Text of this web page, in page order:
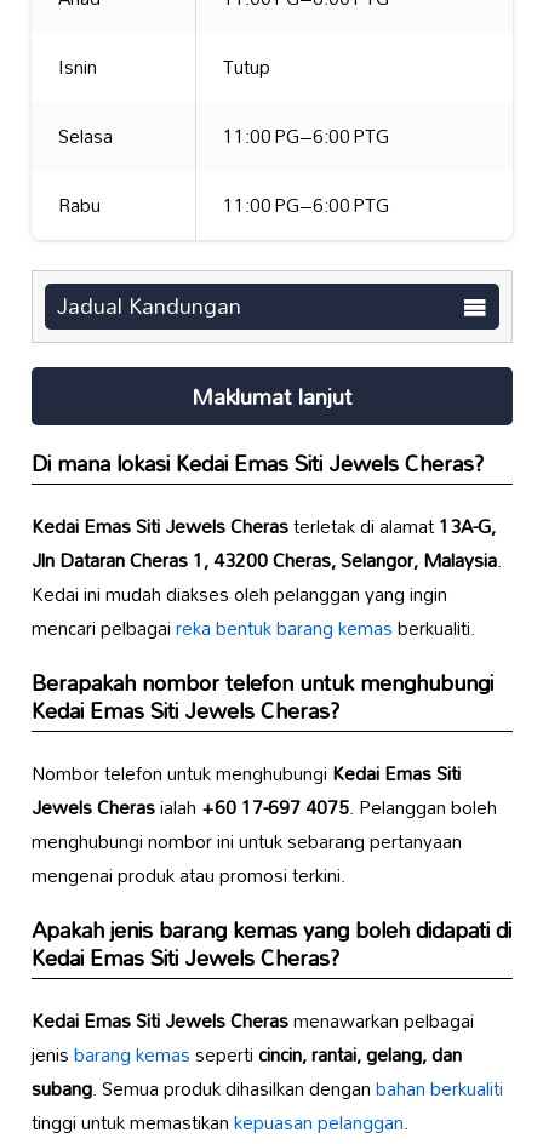
Isnin
Tutup
Selasa
11:00 PG–6:00 PTG
Rabu
11:00 PG–6:00 PTG
Jadual Kandungan
Maklumat lanjut
Di mana lokasiKedai Emas Siti Jewels Cheras?
Kedai Emas Siti Jewels Cherasterletak di alamat13A-G,
Jln Dataran Cheras 1, 43200 Cheras, Selangor, Malaysia.
Kedai ini mudah diakses oleh pelanggan yang ingin
mencari pelbagaireka bentuk barang kemasberkualiti.
Berapakah nombor telefon untuk menghubungi
Kedai Emas Siti Jewels Cheras?
Nombor telefon untuk menghubungiKedai Emas Siti
Jewels Cherasialah+60 17-697 4075. Pelanggan boleh
menghubungi nombor ini untuk sebarang pertanyaan
mengenai produk atau promosi terkini.
Apakah jenis barang kemas yang boleh didapati di
Kedai Emas Siti Jewels Cheras?
Kedai Emas Siti Jewels Cherasmenawarkan pelbagai
jenisbarang kemasseperticincin, rantai, gelang, dan
subang. Semua produk dihasilkan denganbahan berkualiti
tinggi untuk memastikankepuasan pelanggan.